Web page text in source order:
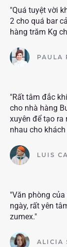
"Quá tuyệt vời
2 cho quá bar
hàng trăm Kg
PAULA
"Rất tâm đắc
cho nhà hàng
xuyên để tạo ra
nhau cho khách
LUIS
"Văn phòng
ngày, rất yên
zumex."
ALICIA